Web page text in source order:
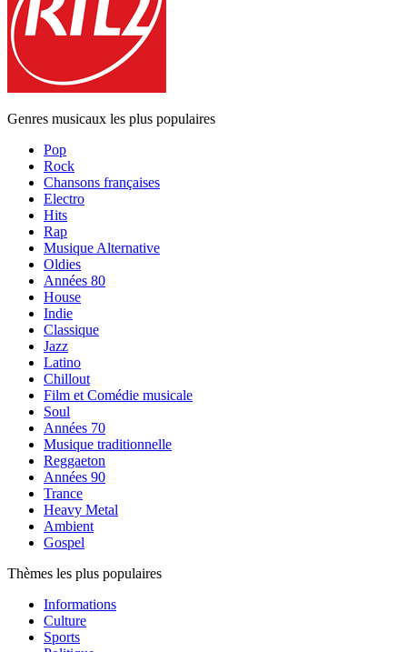
Genres musicaux les plus populaires
Pop
Rock
Chansons françaises
Electro
Hits
Rap
Musique Alternative
Oldies
Années 80
House
Indie
Classique
Jazz
Latino
Chillout
Film et Comédie musicale
Soul
Années 70
Musique traditionnelle
Reggaeton
Années 90
Trance
Heavy Metal
Ambient
Gospel
Thèmes les plus populaires
Informations
Culture
Sports